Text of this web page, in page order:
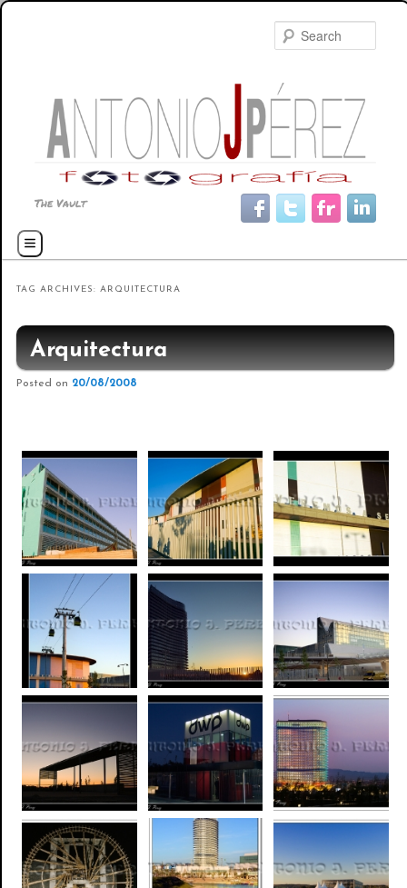
The Vault
Skip to primary content
Skip to secondary content
TAG ARCHIVES:ARQUITECTURA
Arquitectura
Posted on 20/08/2008